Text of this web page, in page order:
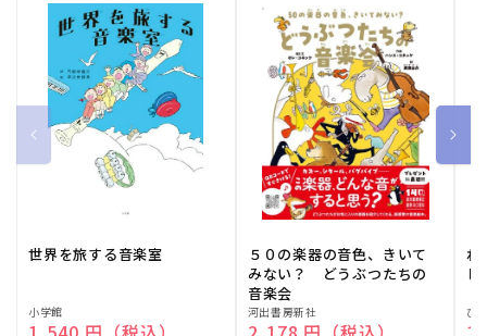
世界を旅する音楽室
販
小学館
５０の楽器の音色、きいて
みない？ どうぶつたちの
音楽会
販
河出書房新社
ね
販ひ